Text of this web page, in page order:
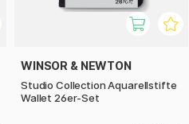
WINSOR & NEWTON
Studio Collection Aquarellstifte
Wallet 26er-Set